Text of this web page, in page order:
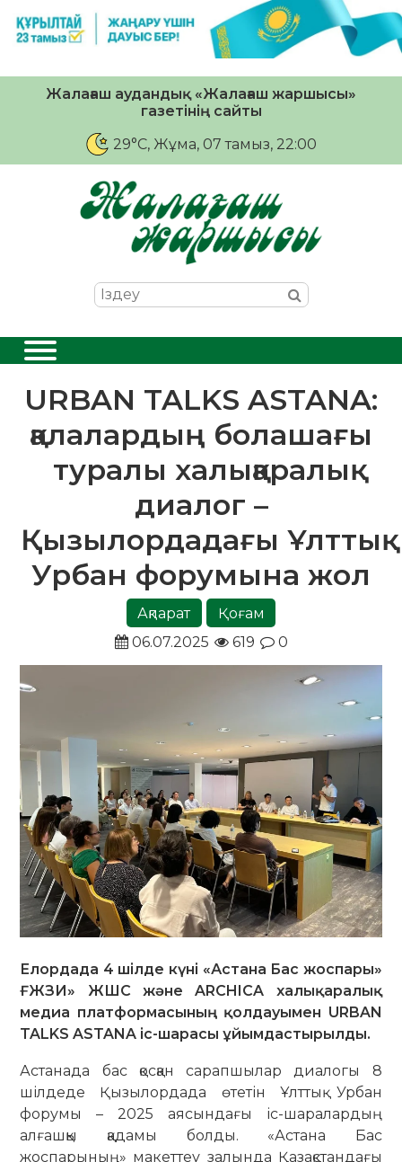
Жалағаш аудандық «Жалағаш жаршысы»
газетінің сайты
29°C, Жұма, 07 тамыз, 22:00
URBAN TALKS ASTANA:
қалалардың болашағы
туралы халықаралық
диалог –
Қызылордадағы Ұлттық
Урбан форумына жол
Ақпарат
Қоғам
06.07.2025
619 0
Елордада 4 шілде күні «Астана Бас жоспары»
ҒЖЗИ» ЖШС және ARCHICA халықаралық
медиа платформасының қолдауымен URBAN
TALKS ASTANA іс-шарасы ұйымдастырылды.
Астанада бас қосқан сарапшылар диалогы 8
шілдеде Қызылордада өтетін Ұлттық Урбан
форумы – 2025 аясындағы іс-шаралардың
алғашқы қадамы болды. «Астана Бас
жоспарының» макеттеу залында Қазақстандағы